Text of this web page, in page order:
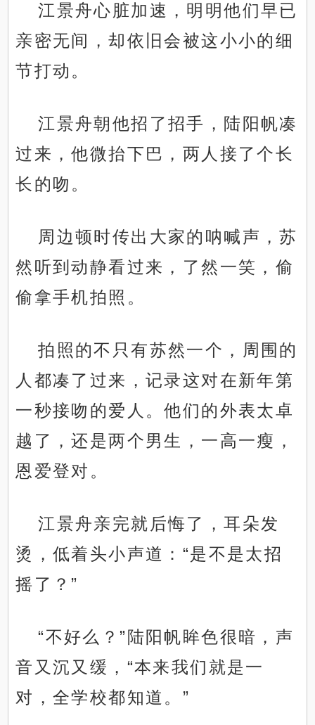
江景舟心脏加速，明明他们早已
亲密无间，却依旧会被这小小的细
节打动。
江景舟朝他招了招手，陆阳帆凑
过来，他微抬下巴，两人接了个长
长的吻。
周边顿时传出大家的呐喊声，苏
然听到动静看过来，了然一笑，偷
偷拿手机拍照。
拍照的不只有苏然一个，周围的
人都凑了过来，记录这对在新年第
一秒接吻的爱人。他们的外表太卓
越了，还是两个男生，一高一瘦，
恩爱登对。
江景舟亲完就后悔了，耳朵发
烫，低着头小声道：“是不是太招
摇了？”
“不好么？”陆阳帆眸色很暗，声
音又沉又缓，“本来我们就是一
对，全学校都知道。”